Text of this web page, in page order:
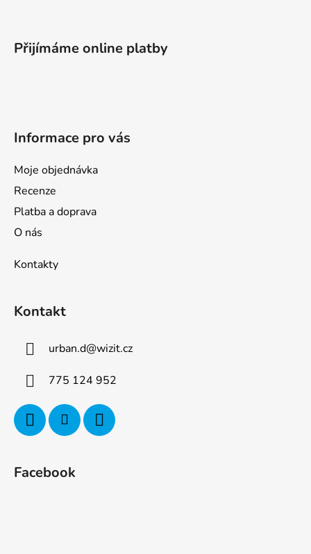
Přijímáme online platby
Informace pro vás
Moje objednávka
Recenze
Platba a doprava
O nás
Kontakty
Kontakt
urban.d@wizit.cz
775 124 952
Facebook